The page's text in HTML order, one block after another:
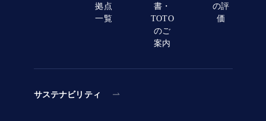
拠点
一覧
書・
TOTO
のご
案内
の評
価
サステナビリティ